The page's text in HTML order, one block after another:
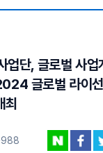
업단, 글로벌 사업
글로벌 라이
최
988